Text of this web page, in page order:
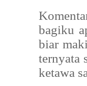
bagiku
biar
ternyata
ketawa